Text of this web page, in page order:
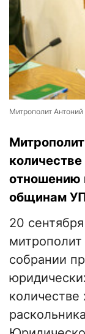
Митрополит
отношению
общинам
20
собрании
количестве